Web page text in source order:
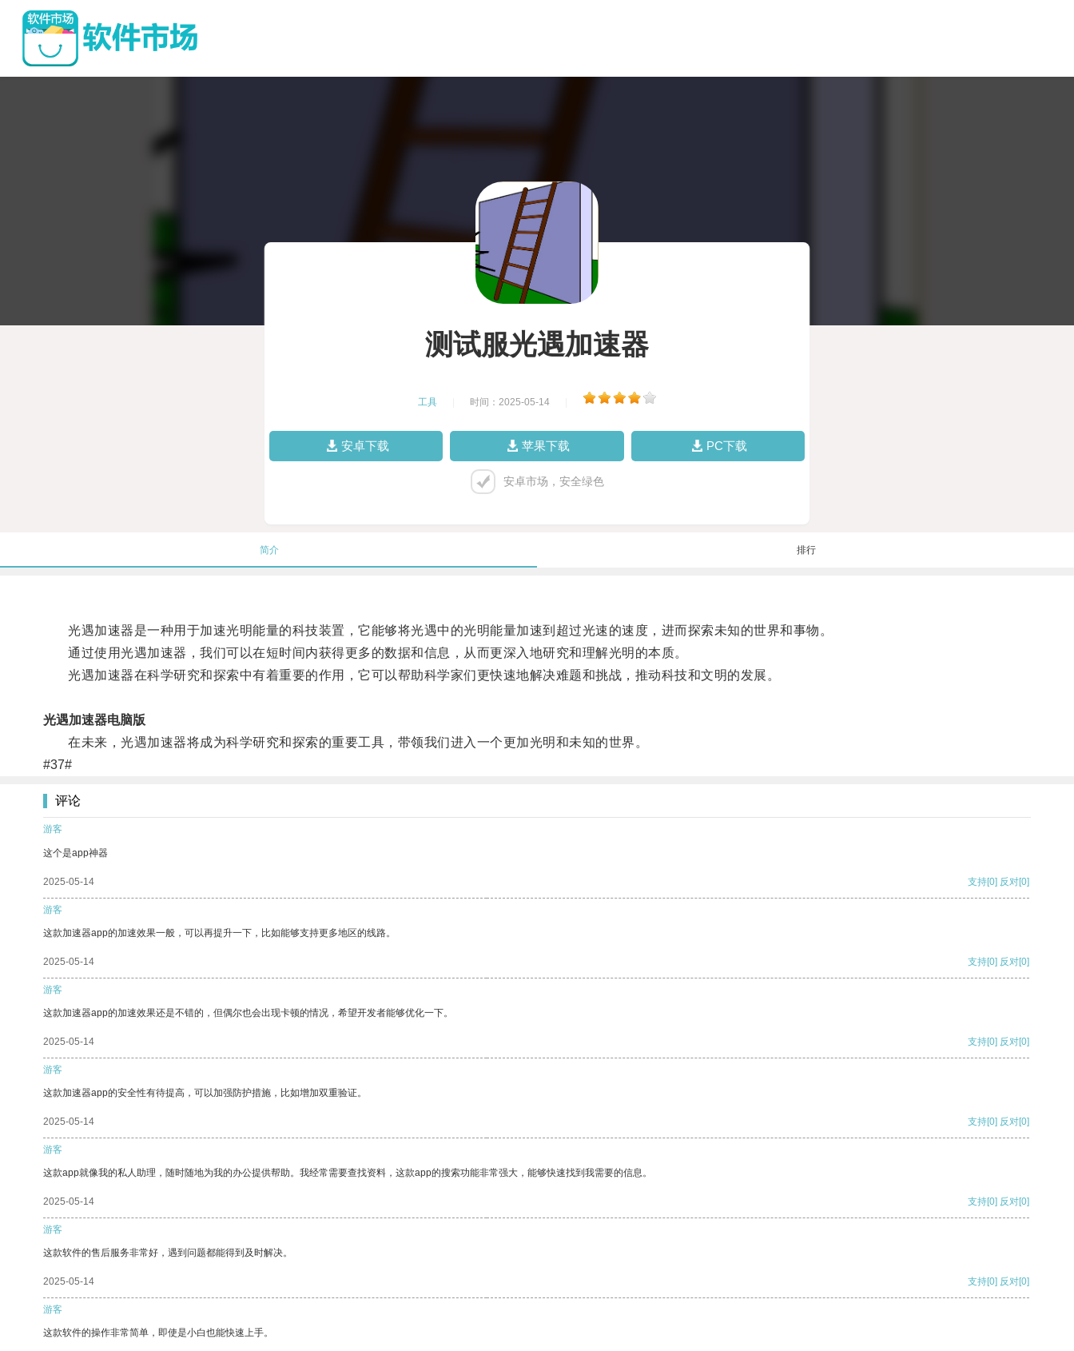
测试服光遇加速器
工具 时间：2025-05-14
安卓下载 苹果下载 PC下载
安卓市场，安全绿色
简介 排行
光遇加速器是一种用于加速光明能量的科技装置，它能够将光遇中的光明能量加速到超过光速的速度，进而探索未知的世界和事物。
通过使用光遇加速器，我们可以在短时间内获得更多的数据和信息，从而更深入地研究和理解光明的本质。
光遇加速器在科学研究和探索中有着重要的作用，它可以帮助科学家们更快速地解决难题和挑战，推动科技和文明的发展。
光遇加速器电脑版
在未来，光遇加速器将成为科学研究和探索的重要工具，带领我们进入一个更加光明和未知的世界。
#37#
评论
游客
这个是app神器
2025-05-14 支持[0] 反对[0]
游客
这款加速器app的加速效果一般，可以再提升一下，比如能够支持更多地区的线路。
2025-05-14 支持[0] 反对[0]
游客
这款加速器app的加速效果还是不错的，但偶尔也会出现卡顿的情况，希望开发者能够优化一下。
2025-05-14 支持[0] 反对[0]
游客
这款加速器app的安全性有待提高，可以加强防护措施，比如增加双重验证。
2025-05-14 支持[0] 反对[0]
游客
这款app就像我的私人助理，随时随地为我的办公提供帮助。我经常需要查找资料，这款app的搜索功能非常强大，能够快速找到我需要的信息。
2025-05-14 支持[0] 反对[0]
游客
这款软件的售后服务非常好，遇到问题都能得到及时解决。
2025-05-14 支持[0] 反对[0]
游客
这款软件的操作非常简单，即使是小白也能快速上手。